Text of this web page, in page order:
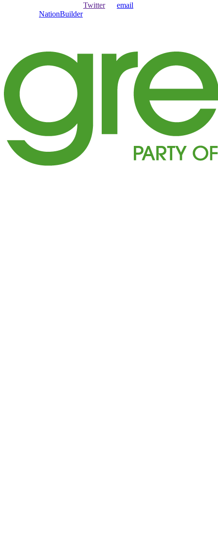
Twitterou email
NationBuilder